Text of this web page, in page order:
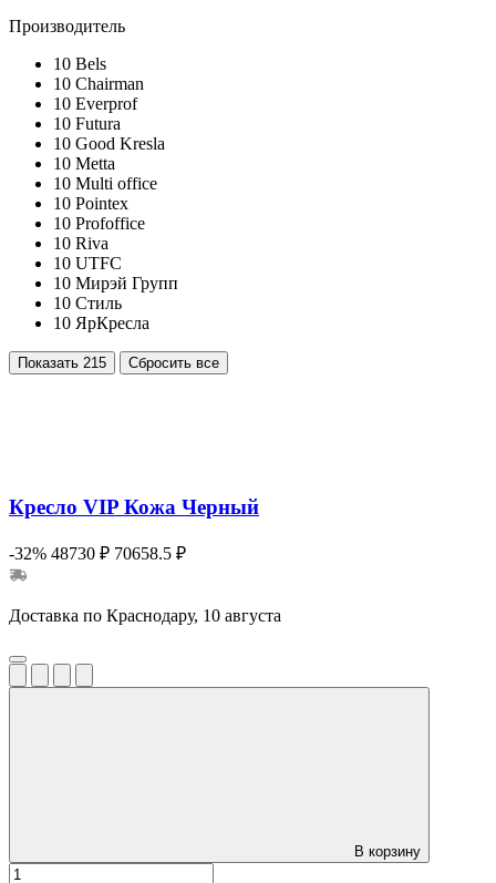
Производитель
10 Bels
10 Chairman
10 Everprof
10 Futura
10 Good Kresla
10 Metta
10 Multi office
10 Pointex
10 Profoffice
10 Riva
10 UTFC
10 Мирэй Групп
10 Стиль
10 ЯрКресла
Показать 215 Сбросить все
Кресло VIP Кожа Черный
-32% 48730 ₽ 70658.5 ₽
Доставка по Краснодару, 10 августа
В корзину